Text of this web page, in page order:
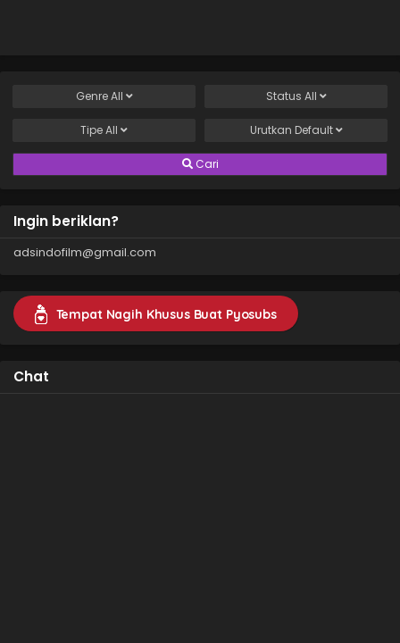
GenreAll Status All
TipeAll Urutkan Default
Cari
Ingin beriklan?
adsindofilm@gmail.com
Tempat Nagih Khusus Buat Pyosubs
Chat